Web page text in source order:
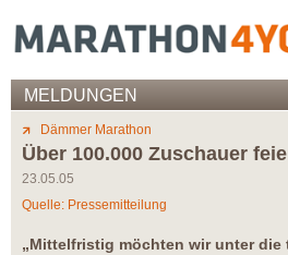
MELDUNGEN
Dämmer Marathon
Über 100.000 Zuschauer
23.05.05
Quelle: Pressemitteilung
„Mittelfristig möchten wir unter die